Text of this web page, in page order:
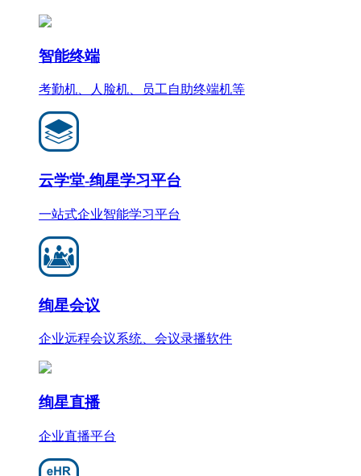
智能终端
考勤机、人脸机、员工自助终端机等
云学堂-绚星学习平台
一站式企业智能学习平台
绚星会议
企业远程会议系统、会议录播软件
绚星直播
企业直播平台